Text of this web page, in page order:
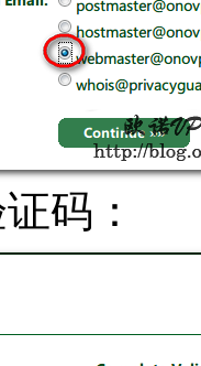
码：